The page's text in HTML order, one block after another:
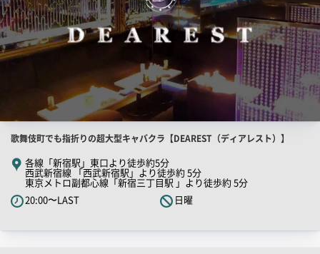
店
舗
PR
ャ
歌舞伎町でも指折りの超大型キャバクラ【DEAREST（ディアレスト）】
各線「新宿駅」東口より徒歩約5分
西武新宿線 「西武新宿駅」より徒歩約 5分
東京メトロ副都心線「新宿三丁目駅 」より徒歩約 5分
20:00〜LAST
日曜